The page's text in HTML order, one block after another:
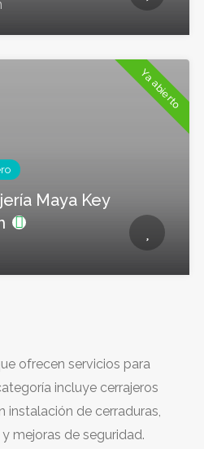
Ya abierto
Maya Key
ofrecen servicios para
incluye cerrajeros
instalación de cerraduras,
mejoras de seguridad.